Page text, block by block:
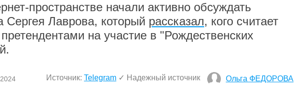
пространстве начали активно обсуждать
Сергея Лаврова, который рассказал, кого считает
на участие в "Рождественских
Источник: Telegram ✓ Надежный источник Ольга ФЕДОРОВА